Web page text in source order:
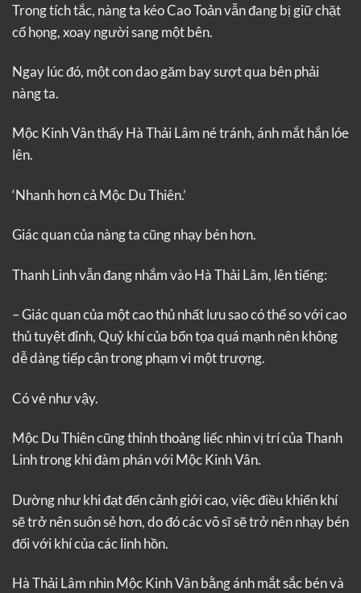
Trong tích tắc, nàng ta kéo Cao Toản vẫn đang bị giữ chặt
cổ họng, xoay người sang một bên.
Ngay lúc đó, một con dao găm bay sượt qua bên phải
nàng ta.
Mộc Kinh Vân thấy Hà Thải Lâm né tránh, ánh mắt hắn lóe
lên.
‘Nhanh hơn cả Mộc Du Thiên.’
Giác quan của nàng ta cũng nhạy bén hơn.
Thanh Linh vẫn đang nhắm vào Hà Thải Lâm, lên tiếng:
– Giác quan của một cao thủ nhất lưu sao có thể so với cao
thủ tuyệt đỉnh, Quỷ khí của bổn tọa quá mạnh nên không
dễ dàng tiếp cận trong phạm vi một trượng.
Có vẻ như vậy.
Mộc Du Thiên cũng thỉnh thoảng liếc nhìn vị trí của Thanh
Linh trong khi đàm phán với Mộc Kinh Vân.
Dường như khi đạt đến cảnh giới cao, việc điều khiển khí
sẽ trở nên suôn sẻ hơn, do đó các võ sĩ sẽ trở nên nhạy bén
đối với khí của các linh hồn.
Hà Thải Lâm nhìn Mộc Kinh Vân bằng ánh mắt sắc bén và